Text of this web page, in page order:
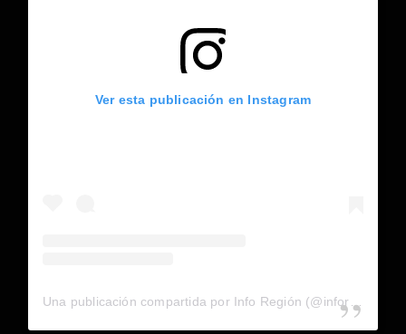
Ver esta publicación en Instagram
Una publicación compartida por Info Región (@inforegion_redes)